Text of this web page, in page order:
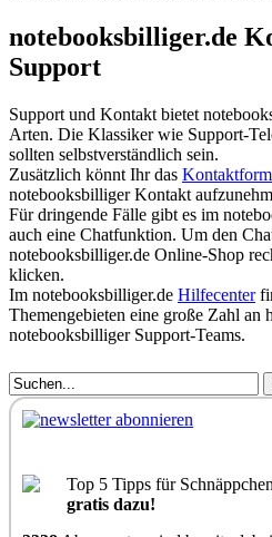
notebooksbilliger.de
Support
Support und Kontakt bietet
Arten. Die Klassiker wie Support-
sollten selbstverständlich sein.
Zusätzlich könnt Ihr das
notebooksbilliger Kontakt
Für dringende Fälle gibt es im
auch eine Chatfunktion. Um den
notebooksbilliger.de Online-Shop
klicken.
Im notebooksbilliger.de Hilfecenter
Themengebieten eine große Zahl an
notebooksbilliger Support-Teams.
Top 5 Tipps für
gratis dazu!